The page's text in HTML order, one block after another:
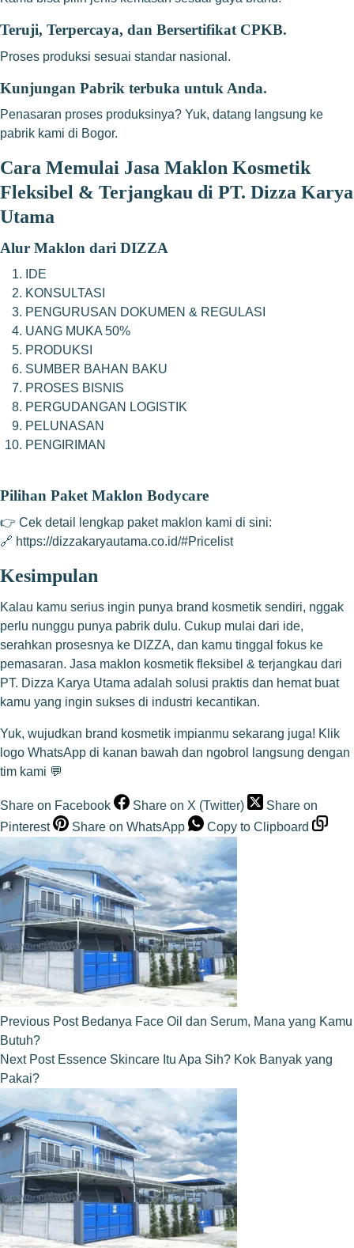
Teruji, Terpercaya, dan Bersertifikat CPKB.
Proses produksi sesuai standar nasional.
Kunjungan Pabrik terbuka untuk Anda.
Penasaran proses produksinya? Yuk, datang langsung ke
pabrik kami di Bogor.
Cara Memulai Jasa Maklon Kosmetik
Fleksibel & Terjangkau di PT. Dizza Karya
Utama
Alur Maklon dari DIZZA
IDE
KONSULTASI
PENGURUSAN DOKUMEN & REGULASI
UANG MUKA 50%
PRODUKSI
SUMBER BAHAN BAKU
PROSES BISNIS
PERGUDANGAN LOGISTIK
PELUNASAN
PENGIRIMAN
Pilihan Paket Maklon Bodycare
👉 Cek detail lengkap paket maklon kami di sini:
🔗 https://dizzakaryautama.co.id/#Pricelist
Kesimpulan
Kalau kamu serius ingin punya brand kosmetik sendiri, nggak
perlu nunggu punya pabrik dulu. Cukup mulai dari ide,
serahkan prosesnya ke DIZZA, dan kamu tinggal fokus ke
pemasaran. Jasa maklon kosmetik fleksibel & terjangkau dari
PT. Dizza Karya Utama adalah solusi praktis dan hemat buat
kamu yang ingin sukses di industri kecantikan.
Yuk, wujudkan brand kosmetik impianmu sekarang juga! Klik
logo WhatsApp di kanan bawah dan ngobrol langsung dengan
tim kami 💬
Share on Facebook Share on X (Twitter)
Share on
Pinterest
Share on WhatsApp Copy to Clipboard
Previous Post Bedanya Face Oil dan Serum, Mana yang Kamu
Butuh?
Next Post Essence Skincare Itu Apa Sih? Kok Banyak yang
Pakai?